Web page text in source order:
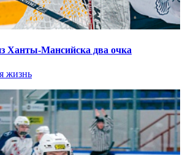
Ханты-Мансийска два очка
жизнь